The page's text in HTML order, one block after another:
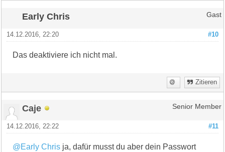
Early Chris Gast
#10
14.12.2016, 22:20
Das deaktiviere ich nicht mal.
Zitieren
Caje Senior Member
#11
14.12.2016, 22:22
@Early Chris ja, dafür musst du aber dein Passwort